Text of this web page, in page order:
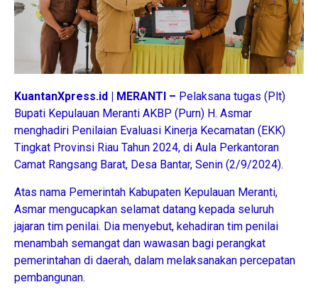
KuantanXpress.id | MERANTI – Pelaksana tugas (Plt)
Bupati Kepulauan Meranti AKBP (Purn) H. Asmar
menghadiri Penilaian Evaluasi Kinerja Kecamatan (EKK)
Tingkat Provinsi Riau Tahun 2024, di Aula Perkantoran
Camat Rangsang Barat, Desa Bantar, Senin (2/9/2024).
Atas nama Pemerintah Kabupaten Kepulauan Meranti,
Asmar mengucapkan selamat datang kepada seluruh
jajaran tim penilai. Dia menyebut, kehadiran tim penilai
menambah semangat dan wawasan bagi perangkat
pemerintahan di daerah, dalam melaksanakan percepatan
pembangunan.